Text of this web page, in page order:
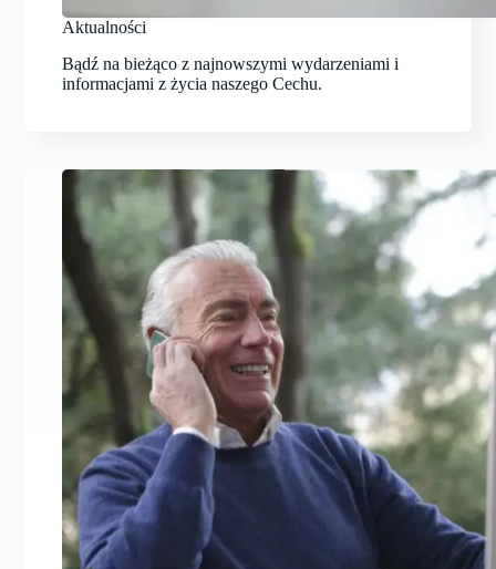
Aktualności
Bądź na bieżąco z najnowszymi wydarzeniami i
informacjami z życia naszego Cechu.